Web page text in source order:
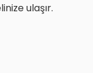
ulaşır.